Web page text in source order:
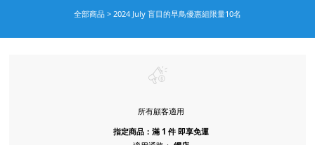
全部商品 > 2024 July 盲目的早鳥優惠組限量10名
所有顧客適用
指定商品：滿 1 件 即享免運